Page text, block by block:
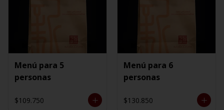
Menú para 5
personas
$109.750
Menú para 6
personas
$130.850